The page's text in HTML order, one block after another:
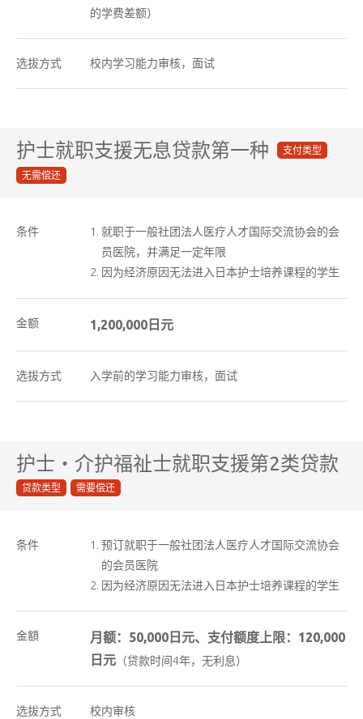
的学费差额）
选拔方式 校内学习能力审核，面试
护士就职支援无息贷款第一种 支付类型
无需偿还
条件
就职于一般社团法人医疗人才国际交流协会的会
员医院，并满足一定年限
因为经济原因无法进入日本护士培养课程的学生
金额 1,200,000日元
选拔方式 入学前的学习能力审核，面试
护士・介护福祉士就职支援第2类贷款
贷款类型 需要偿还
条件
预订就职于一般社团法人医疗人才国际交流协会
的会员医院
因为经济原因无法进入日本护士培养课程的学生
金額
月额：50,000日元、支付额度上限：120,000
日元 （贷款时间4年，无利息）
选拔方式 校内审核